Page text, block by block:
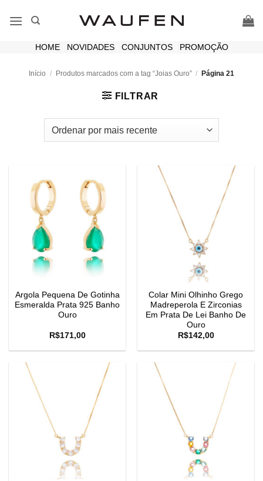
HOME| NOVIDADES| CONJUNTOS| PROMOÇÃO
Início / Produtos marcados com a tag “Joias Ouro” / Página 21
FILTRAR
Argola Pequena De Gotinha
Esmeralda Prata 925 Banho
Ouro
R$171,00
Colar Mini Olhinho Grego
Madreperola E Zirconias
Em Prata De Lei Banho De
Ouro
R$142,00